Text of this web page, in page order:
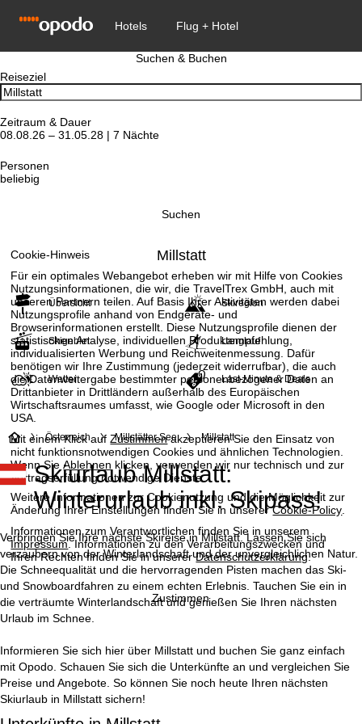
Cookie-Hinweis
Für ein optimales Webangebot erheben wir mit Hilfe von Cookies
Nutzungsinformationen, die wir, die TravelTrex GmbH, auch mit
unseren Partnern teilen. Auf Basis Ihrer Aktivitäten werden dabei
Nutzungsprofile anhand von Endgeräte- und
Browserinformationen erstellt. Diese Nutzungsprofile dienen der
statistischen Analyse, individuellen Produktempfehlung,
individualisierten Werbung und Reichweitenmessung. Dafür
benötigen wir Ihre Zustimmung (jederzeit widerrufbar), die auch
die Datenweitergabe bestimmter personenbezogener Daten an
Drittanbieter in Drittländern außerhalb des Europäischen
Wirtschaftsraumes umfasst, wie Google oder Microsoft in den
USA.
Mit einem Klick aufZustimmenakzeptieren Sie den Einsatz von
nicht funktionsnotwendigen Cookies und ähnlichen Technologien.
Wenn SieAblehnen klicken, verwenden wir nur technisch und zur
Vertragserfüllung notwendige Dienste.
Weitere Informationen zur Cookienutzung und die Möglichkeit zur
Änderung Ihrer Einstellungen finden Sie in unsererCookie-Policy.
Informationen zum Verantwortlichen finden Sie in unserem
Impressum. Informationen zu den Verarbeitungszwecken und
Ihren Rechten finden Sie in unsererDatenschutzerklärung.
Zustimmen
Suchen & Buchen
Reiseziel
Zeitraum & Dauer
08.08.26 – 31.05.28 | 7 Nächte
Personen
beliebig
Suchen
Millstatt
Übersicht Skiregion
Skigebiet Langlauf
Wetter Last-Minute & Deals
S
t
a
r
t
s
i
t
Österreich Millstätter See Millstatt
Skiurlaub Millstatt:
Winterurlaub inkl. Skipass!
Verbringen Sie Ihre nächste Skireise in Millstatt. Lassen Sie sich
verzaubern von der Winterlandschaft und der unvergleichlichen Natur.
Die Schneequalität und die hervorragenden Pisten machen das Ski-
und Snowboardfahren zu einem echten Erlebnis. Tauchen Sie ein in
die verträumte Winterlandschaft und genießen Sie Ihren nächsten
Urlaub im Schnee.
Informieren Sie sich hier über Millstatt und buchen Sie ganz einfach
mit Opodo. Schauen Sie sich die Unterkünfte an und vergleichen Sie
Preise und Angebote. So können Sie noch heute Ihren nächsten
Skiurlaub in Millstatt sichern!